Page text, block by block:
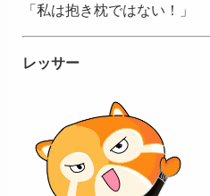
「私は抱き枕ではない！」
レッサー